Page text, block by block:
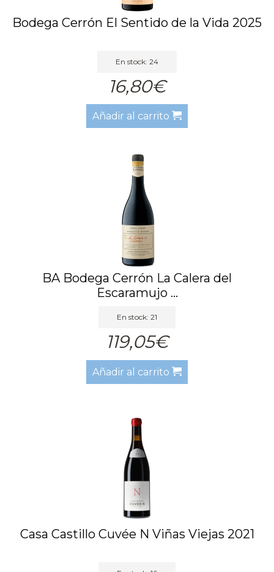
Bodega Cerrón El Sentido de la Vida 2025
En stock: 24
16,80€
Añadir al carrito
BA Bodega Cerrón La Calera del
Escaramujo ...
En stock: 21
119,05€
Añadir al carrito
Casa Castillo Cuvée N Viñas Viejas 2021